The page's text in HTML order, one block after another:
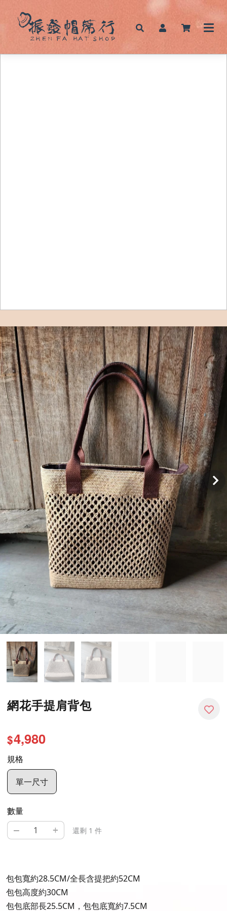
網花手提肩背包
$4,980
規格
單一尺寸
數量
– + 還剩 1 件
包包寬約28.5CM/全長含提把約52CM
包包高度約30CM
包包底部長25.5CM，包包底寬約7.5CM